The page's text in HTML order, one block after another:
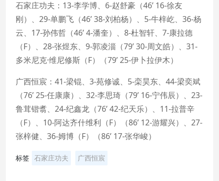
石家庄功夫：13-李学博、6-赵舒豪（46’ 16-徐友
刚）、29-单鹏飞（46’ 38-刘柏杨）、5-牛梓屹、36-杨
云、17-孙伟哲（46’ 4-潘奎）、8-杜智轩、7-康拉德
（F）、28-张煜东、9-郭凌淄（79’ 30-周文皓）、31-
多米尼克·维尼修斯（F）（79’ 25-伊卜拉伊木）
广西恒宸：41-梁锟、3-苑修诚、5-栾昊东、44-梁奕斌
（76’ 25-任康康）、32-李思琦（79’ 16-宁伟辰）、23-
鲁茸锴翥、24-纪鑫龙（76’ 42-纪天乐）、11-拉普辛
（F）、10-阿达齐什维利（F）（86’ 12-游耀兴）、27-
张梓健、36-姆博（F）（86’ 17-张华峻）
标签 石家庄功夫 广西恒宸